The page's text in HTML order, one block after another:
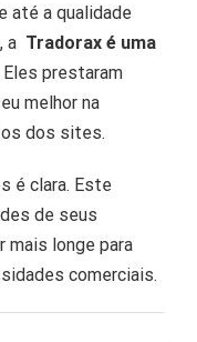
até a qualidade
a Tradorax é uma
Eles prestaram
melhor na
dos sites.
é clara. Este
de seus
mais longe para
comerciais.